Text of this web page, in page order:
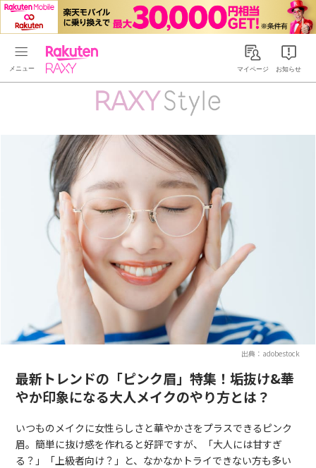
Rakuten RAXYマイページ お知らせ
出典：adobestock
最新トレンドの「ピンク眉」特集！垢抜け&華
やか印象になる大人メイクのやり方とは？
いつものメイクに女性らしさと華やかさをプラスできるピンク
眉。簡単に抜け感を作れると好評ですが、「大人には甘すぎ
る？」「上級者向け？」と、なかなかトライできない方も多い